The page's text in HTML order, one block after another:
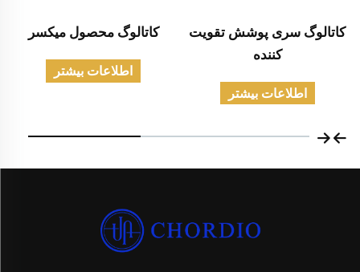
کاتالوگ سری پوشش تقویت
کننده
اطلاعات بیشتر
کاتالوگ محصول میکسر
اطلاعات بیشتر